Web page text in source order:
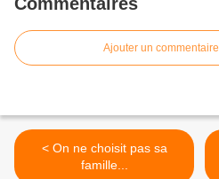
Ajouter un commentaire
< On ne choisit pas sa
famille...